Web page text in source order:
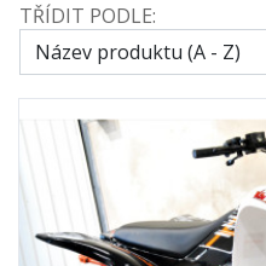
CENA
VÝROBCI
79BIKE
CFMOTO
GOES
TŘÍDIT PODLE: